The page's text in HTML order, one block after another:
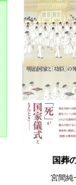
国葬
宮間